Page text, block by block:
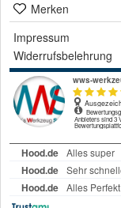
Merken
Impressum
Widerrufsbelehrung